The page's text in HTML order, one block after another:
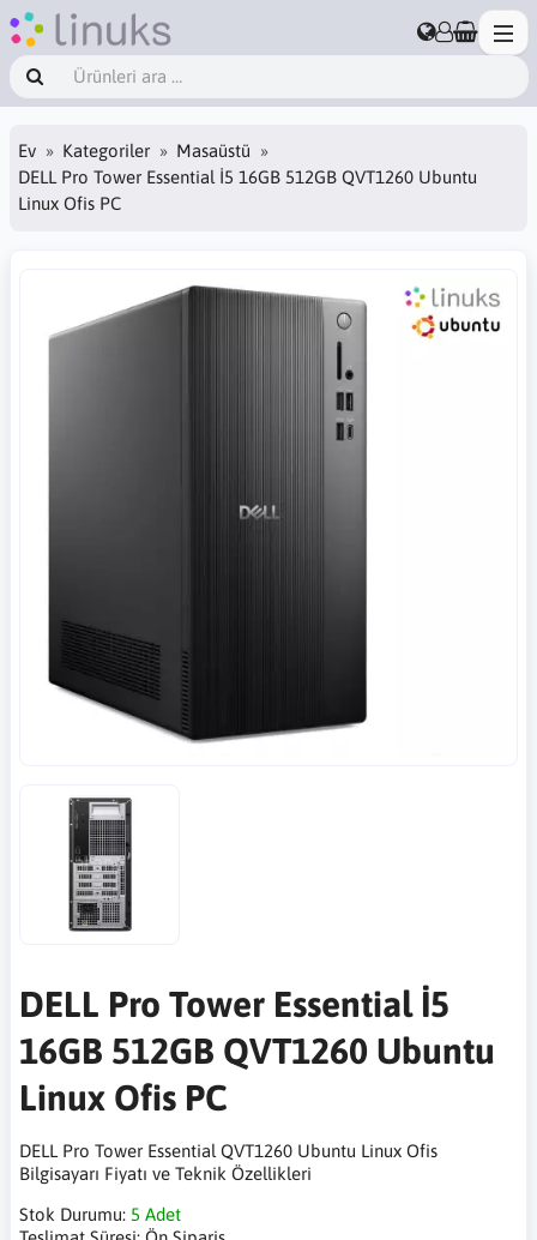
Ev Kategoriler
Masaüstü
DELL Pro Tower Essential İ5 16GB 512GB QVT1260 Ubuntu
Linux Ofis PC
DELL Pro Tower Essential İ5
16GB 512GB QVT1260 Ubuntu
Linux Ofis PC
DELL Pro Tower Essential QVT1260 Ubuntu Linux Ofis
Bilgisayarı Fiyatı ve Teknik Özellikleri
Stok Durumu: 5 Adet